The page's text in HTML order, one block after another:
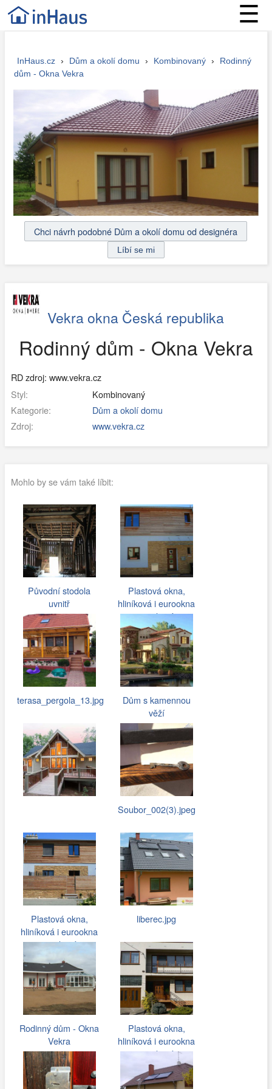
☰
InHaus.cz › Dům a okolí domu › Kombinovaný ›
Rodinný
dům - Okna Vekra
Chci návrh podobné Dům a okolí domu od designéra
Vekra okna Česká republika
Rodinný dům - Okna Vekra
RD zdroj: www.vekra.cz
Styl:
Kombinovaný
Kategorie:
Dům a okolí domu
Zdroj:
www.vekra.cz
Mohlo by se vám také líbit:
Původní stodola
uvnitř
Plastová okna,
hliníková i eurookna
pro rodinné…
terasa_pergola_13.jpg
Dům s kamennou
věží
Soubor_002(3).jpeg
Plastová okna,
hliníková i eurookna
pro rodinné…
liberec.jpg
Rodinný dům - Okna
Vekra
Plastová okna,
hliníková i eurookna
pro rodinné…